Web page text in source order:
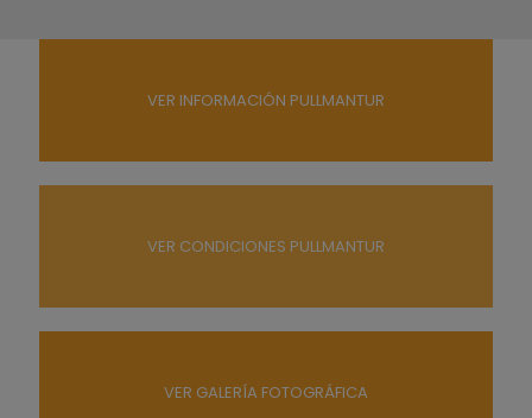
VER INFORMACIÓN PULLMANTUR
VER CONDICIONES PULLMANTUR
VER GALERÍA FOTOGRÁFICA